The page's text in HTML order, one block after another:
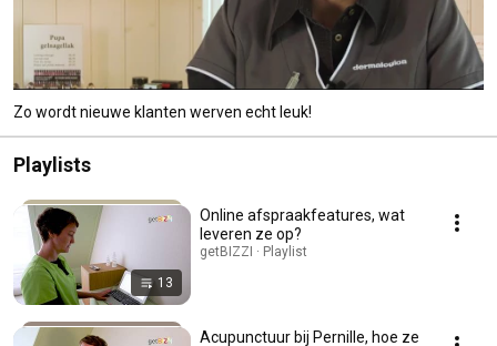
Zo wordt nieuwe klanten werven echt leuk!
Playlists
13
Online afspraakfeatures, wat
leveren ze op?
getBIZZI · Playlist
Acupunctuur bij Pernille, hoe ze